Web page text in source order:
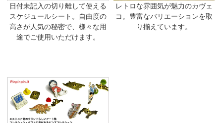
日付未記入の切り離して使える
スケジュールシート。自由度の
高さが人気の秘密で、様々な用
途でご使用いただけます。
レトロな雰囲気が魅力のカヴェ
コ。豊富なバリエーションを取
り揃えています。